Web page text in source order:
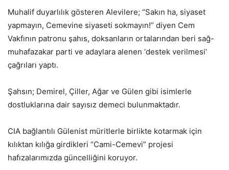
Muhalif duyarlılık gösteren Alevilere; “Sakın ha, siyaset
yapmayın, Cemevine siyaseti sokmayın!” diyen Cem
Vakfının patronu şahıs, doksanların ortalarından beri sağ-
muhafazakar parti ve adaylara alenen ‘destek verilmesi’
çağrıları yaptı.
Şahsın; Demirel, Çiller, Ağar ve Gülen gibi isimlerle
dostluklarına dair sayısız demeci bulunmaktadır.
CIA bağlantılı Gülenist müritlerle birlikte kotarmak için
kılıktan kılığa girdikleri “Cami-Cemevi” projesi
hafızalarımızda güncelliğini koruyor.